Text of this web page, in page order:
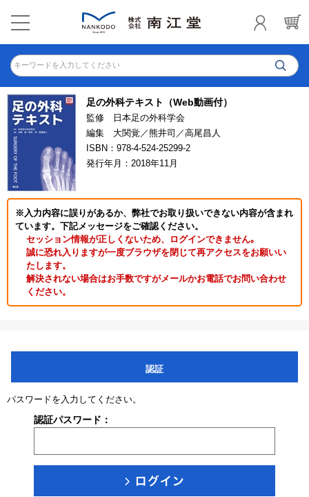
キーワードを入力してください
足の外科テキスト（Web動画付）
監修 日本足の外科学会
編集 大関覚／熊井司／高尾昌人
ISBN：978-4-524-25299-2
発行年月：2018年11月
※入力内容に誤りがあるか、弊社でお取り扱いできない内容が含まれ
ています。下記メッセージをご確認ください。
セッション情報が正しくないため、ログインできません｡
誠に恐れ入りますが一度ブラウザを閉じて再アクセスをお願いい
たします。
解決されない場合はお手数ですがメールかお電話でお問い合わせ
ください。
認証
パスワードを入力してください。
認証パスワード：